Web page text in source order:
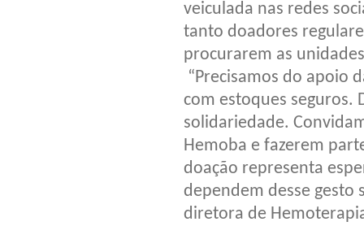
veiculada nas redes
tanto doadores
procurarem as
“Precisamos do apoio
com estoques seguros.
solidariedade.
Hemoba e fazerem
doação representa
dependem desse gesto
diretora de